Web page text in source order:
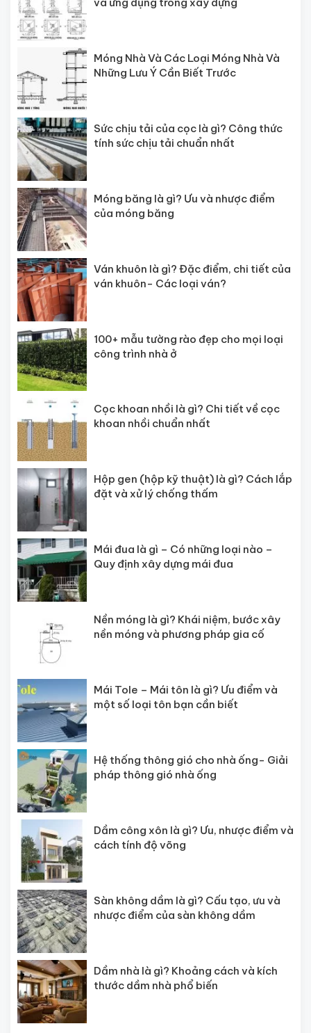
Móng Nhà Và Các Loại Móng Nhà Và
Những Lưu Ý Cần Biết Trước
Sức chịu tải của cọc là gì? Công thức
tính sức chịu tải chuẩn nhất
Móng băng là gì? Ưu và nhược điểm
của móng băng
Ván khuôn là gì? Đặc điểm, chi tiết của
ván khuôn- Các loại ván?
100+ mẫu tường rào đẹp cho mọi loại
công trình nhà ở
Cọc khoan nhồi là gì? Chi tiết về cọc
khoan nhồi chuẩn nhất
Hộp gen (hộp kỹ thuật) là gì? Cách lắp
đặt và xử lý chống thấm
Mái đua là gì – Có những loại nào –
Quy định xây dựng mái đua
Nền móng là gì? Khái niệm, bước xây
nền móng và phương pháp gia cố
Mái Tole – Mái tôn là gì? Ưu điểm và
một số loại tôn bạn cần biết
Hệ thống thông gió cho nhà ống- Giải
pháp thông gió nhà ống
Dầm công xôn là gì? Ưu, nhược điểm và
cách tính độ võng
Sàn không dầm là gì? Cấu tạo, ưu và
nhược điểm của sàn không dầm
Dầm nhà là gì? Khoảng cách và kích
thước dầm nhà phổ biến